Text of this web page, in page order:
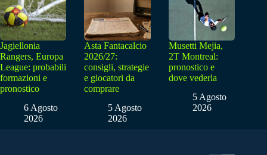
Jagiellonia
Rangers, Europa
League: probabili
formazioni e
pronostico
6 Agosto
2026
Asta Fantacalcio
2026/27:
consigli, strategie
e giocatori da
comprare
5 Agosto
2026
Musetti Mejia,
2T Montreal:
pronostico e
dove vederla
5 Agosto
2026